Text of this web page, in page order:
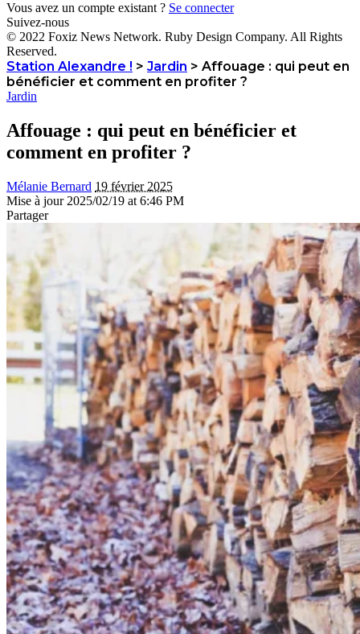
Vous avez un compte existant ? Se connecter
Suivez-nous
© 2022 Foxiz News Network. Ruby Design Company. All Rights
Reserved.
Station Alexandre ! > Jardin > Affouage : qui peut en
bénéficier et comment en profiter ?
Jardin
Affouage : qui peut en bénéficier et
comment en profiter ?
Mélanie Bernard 19 février 2025
Mise à jour 2025/02/19 at 6:46 PM
Partager